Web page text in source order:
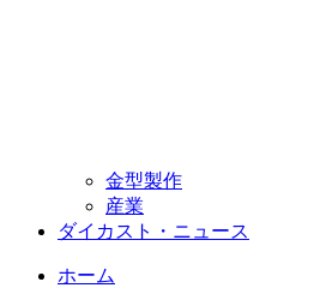
金型製作
産業
ダイカスト・ニュース
ホーム